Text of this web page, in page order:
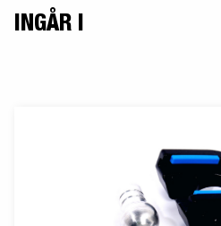
INGÅR I